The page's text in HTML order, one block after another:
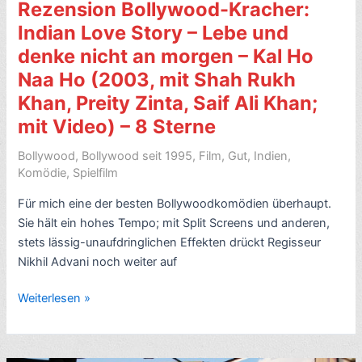
–
8
Sterne
Rezension Bollywood-Kracher:
Indian Love Story – Lebe und
denke nicht an morgen – Kal Ho
Naa Ho (2003, mit Shah Rukh
Khan, Preity Zinta, Saif Ali Khan;
mit Video) – 8 Sterne
Bollywood, Bollywood seit 1995, Film, Gut, Indien,
Komödie, Spielfilm
Für mich eine der besten Bollywoodkomödien überhaupt.
Sie hält ein hohes Tempo; mit Split Screens und anderen,
stets lässig-unaufdringlichen Effekten drückt Regisseur
Nikhil Advani noch weiter auf
Rezension
Kracher:
Indian
Weiterlesen »